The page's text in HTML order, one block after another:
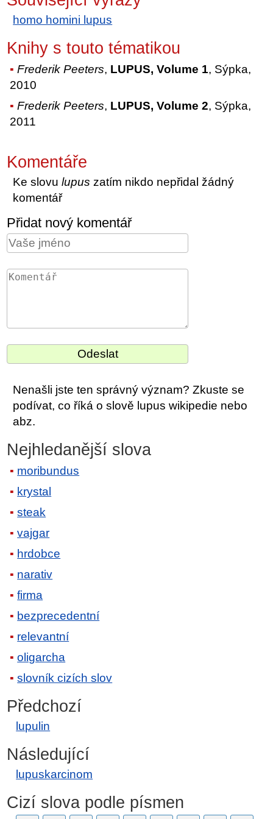
homo homini lupus
Knihy s touto tématikou
Frederik Peeters, LUPUS, Volume 1, Sýpka,
2010
Frederik Peeters, LUPUS, Volume 2, Sýpka,
2011
Komentáře
Ke slovulupus zatím nikdo nepřidal žádný
komentář
Přidat nový komentář
Nenašli jste ten správný význam? Zkuste se
podívat, co říká o slově lupus wikipedie nebo
abz.
Nejhledanější slova
moribundus
krystal
steak
vajgar
hrdobce
narativ
firma
bezprecedentní
relevantní
oligarcha
slovník cizích slov
Předchozí
lupulin
Následující
lupuskarcinom
Cizí slova podle písmen